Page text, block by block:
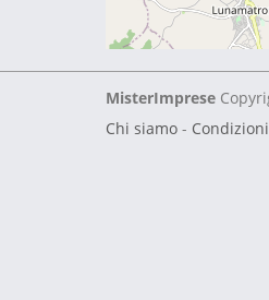
MisterImprese
Chi siamo -